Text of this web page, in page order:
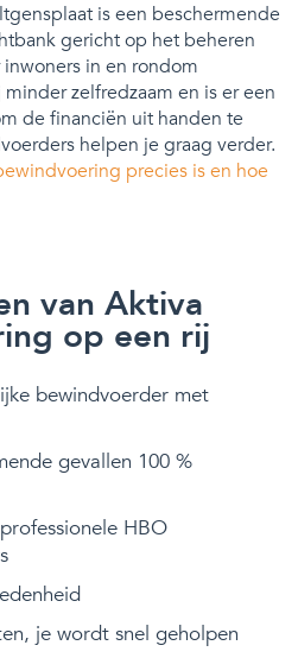
is een beschermende
gericht op het beheren
in en rondom
zelfredzaam en is er een
de financiën uit handen te
helpen je graag verder.
precies is en hoe
van Aktiva
op een rij
bewindvoerder met
gevallen 100 %
HBO
je wordt snel geholpen